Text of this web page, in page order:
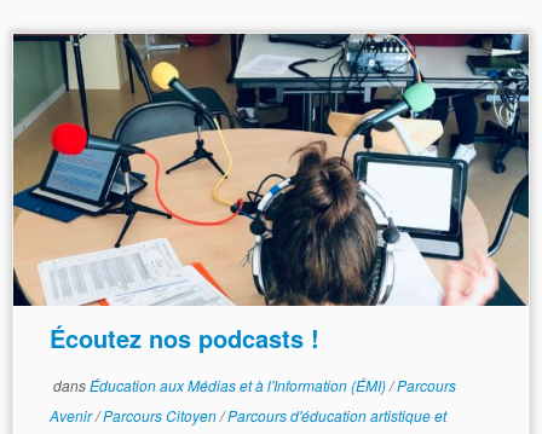
Écoutez nos podcasts !
dansÉducation aux Médias et à l'Information (ÉMI)/Parcours
Avenir/Parcours Citoyen/Parcours d'éducation artistique et